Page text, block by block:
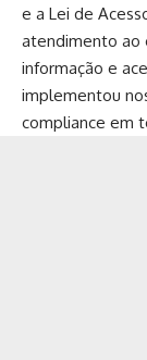
e a Lei de
atendimento ao
informação e
implementou
compliance em